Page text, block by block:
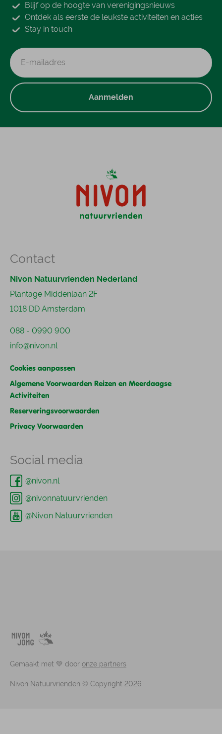
Blijf op de hoogte van verenigingsnieuws
Ontdek als eerste de leukste activiteiten en acties
Stay in touch
Aanmelden
Contact
Nivon Natuurvrienden Nederland
Plantage Middenlaan 2F
1018 DD Amsterdam
088 - 0990 900
info@nivon.nl
Cookies aanpassen
Algemene Voorwaarden Reizen en Meerdaagse
Activiteiten
Reserveringsvoorwaarden
Privacy Voorwaarden
Social media
@nivon.nl
@nivonnatuurvrienden
@Nivon Natuurvrienden
Nivon Natuurvrienden © Copyright 2026
Gemaakt met 💚 door onze partners